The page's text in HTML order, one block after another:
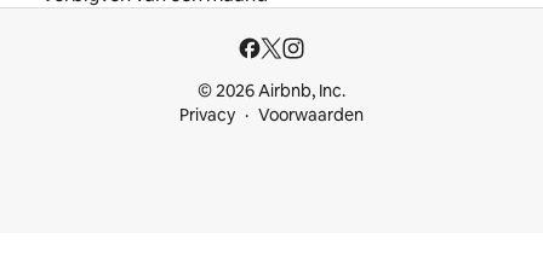
© 2026 Airbnb, Inc.
Privacy
Voorwaarden